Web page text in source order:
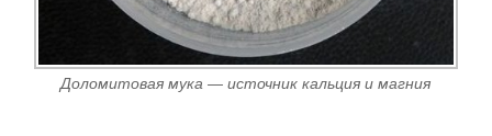
Доломитовая мука — источник кальция и магния